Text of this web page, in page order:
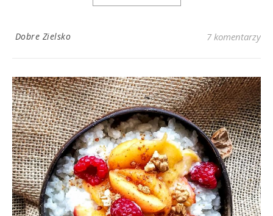
Dobre Zielsko 7 komentarzy